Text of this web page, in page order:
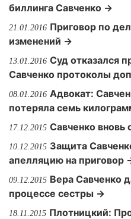
биллинга Савченко →
21.01.2016 Приговор по
изменений →
13.01.2016 Суд отказался
Савченко протоколы
08.01.2016 Адвокат:
потеряла семь
17.12.2015 Савченко вновь
10.12.2015 Защита
апелляцию на приговор
09.12.2015 Вера Савченко
процессе сестры →
18.11.2015 Плотницкий: